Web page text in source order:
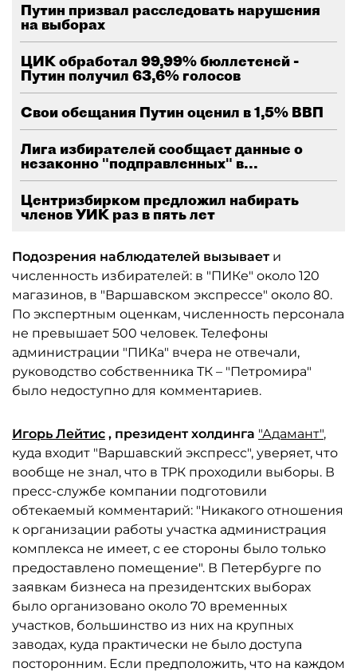
Путин призвал расследовать нарушения
на выборах
ЦИК обработал 99,99% бюллетеней -
Путин получил 63,6% голосов
Свои обещания Путин оценил в 1,5% ВВП
Лига избирателей сообщает данные о
незаконно "подправленных" в...
Центризбирком предложил набирать
членов УИК раз в пять лет
Подозрения наблюдателей вызываети
численность избирателей: в "ПИКе" около 120
магазинов, в "Варшавском экспрессе" около 80.
По экспертным оценкам, численность персонала
не превышает 500 человек. Телефоны
администрации "ПИКа" вчера не отвечали,
руководство собственника ТК – "Петромира"
было недоступно для комментариев.
Игорь Лейтис , президент холдинга "Адамант",
куда входит "Варшавский экспресс", уверяет, что
вообще не знал, что в ТРК проходили выборы. В
пресс-службе компании подготовили
обтекаемый комментарий: "Никакого отношения
к организации работы участка администрация
комплекса не имеет, с ее стороны было только
предоставлено помещение". В Петербурге по
заявкам бизнеса на президентских выборах
было организовано около 70 временных
участков, большинство из них на крупных
заводах, куда практически не было доступа
посторонним. Если предположить, что на каждом